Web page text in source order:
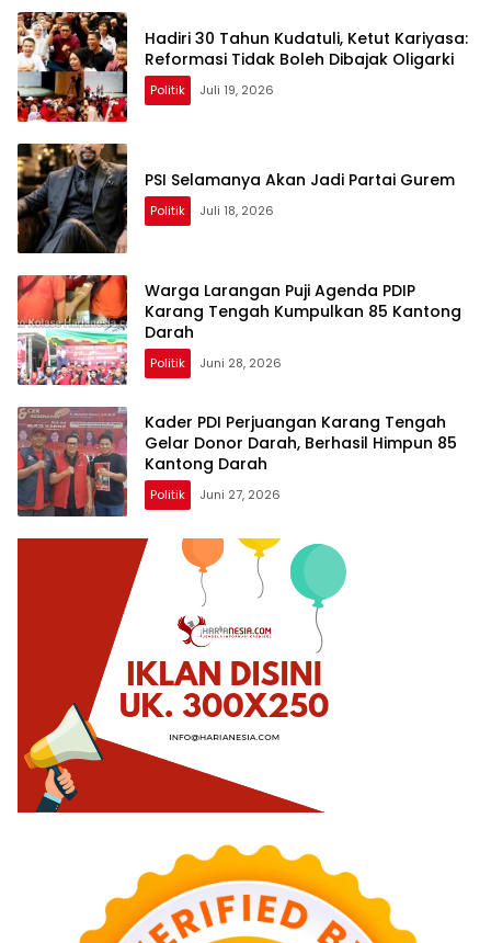
Hadiri 30 Tahun Kudatuli, Ketut Kariyasa:
Reformasi Tidak Boleh Dibajak Oligarki
Politik Juli 19, 2026
PSI Selamanya Akan Jadi Partai Gurem
Politik Juli 18, 2026
Warga Larangan Puji Agenda PDIP
Karang Tengah Kumpulkan 85 Kantong
Darah
Politik Juni 28, 2026
Kader PDI Perjuangan Karang Tengah
Gelar Donor Darah, Berhasil Himpun 85
Kantong Darah
Politik Juni 27, 2026